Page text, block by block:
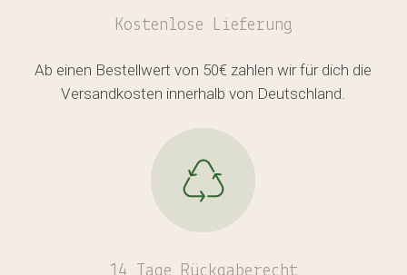
Kostenlose Lieferung
Ab einen Bestellwert von 50€ zahlen wir für dich die
Versandkosten innerhalb von Deutschland.